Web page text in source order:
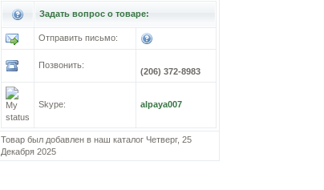
Задать вопрос о товаре:
Отправить письмо:
Позвонить:
(206) 372-8983
Skype: alpaya007
Товар был добавлен в наш каталог Четверг, 25
Декабря 2025